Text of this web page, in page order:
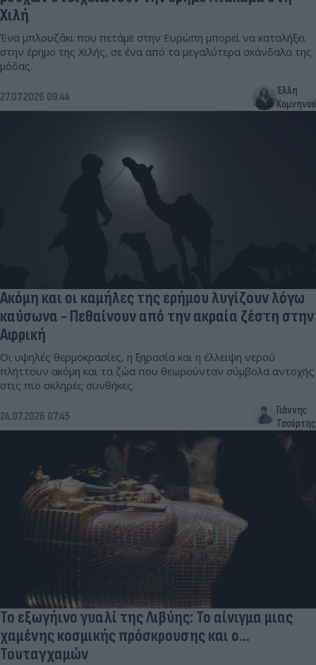
Χιλή
Ένα μπλουζάκι που πετάμε στην Ευρώπη μπορεί να καταλήξει
στην έρημο της Χιλής, σε ένα από τα μεγαλύτερα σκάνδαλα της
μόδας.
27.07.2026 09:44
Έλλη
Κομνηνού
Ακόμη και οι καμήλες της ερήμου λυγίζουν λόγω
καύσωνα - Πεθαίνουν από την ακραία ζέστη στην
Αφρική
Οι υψηλές θερμοκρασίες, η ξηρασία και η έλλειψη νερού
πλήττουν ακόμη και τα ζώα που θεωρούνταν σύμβολα αντοχής
στις πιο σκληρές συνθήκες.
24.07.2026 07:45
Γιάννης
Τσούρτης
Το εξωγήινο γυαλί της Λιβύης: Το αίνιγμα μιας
χαμένης κοσμικής πρόσκρουσης και ο...
Τουταγχαμών